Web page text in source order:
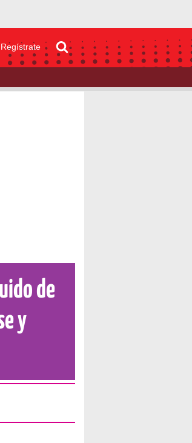
Regístrate
en vivo: “Tápese y deje de enseñar”
de
y